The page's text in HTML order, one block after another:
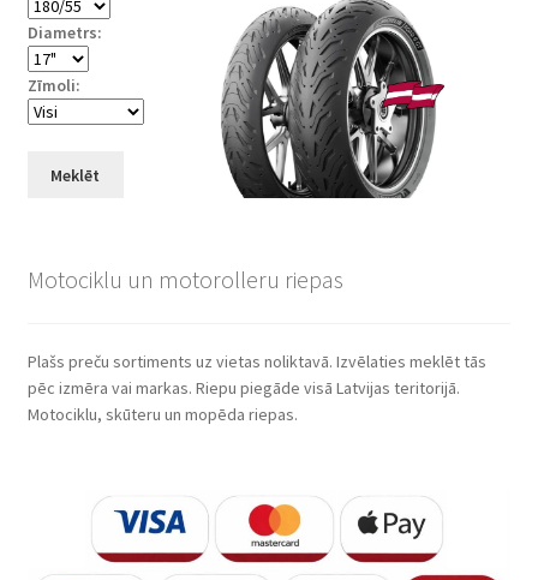
Diametrs:
Zīmoli:
Meklēt
Motociklu un motorolleru riepas
Plašs preču sortiments uz vietas noliktavā. Izvēlaties meklēt tās
pēc izmēra vai markas. Riepu piegāde visā Latvijas teritorijā.
Motociklu, skūteru un mopēda riepas.